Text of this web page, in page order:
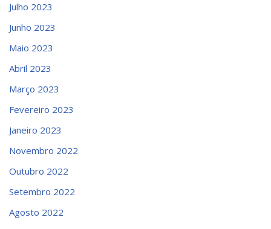
Julho 2023
Junho 2023
Maio 2023
Abril 2023
Março 2023
Fevereiro 2023
Janeiro 2023
Novembro 2022
Outubro 2022
Setembro 2022
Agosto 2022